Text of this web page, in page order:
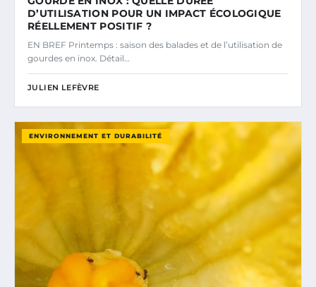
D’UTILISATION POUR UN IMPACT ÉCOLOGIQUE
RÉELLEMENT POSITIF ?
EN BREF Printemps : saison des balades et de l’utilisation de
gourdes en inox. Détail…
JULIEN LEFÈVRE
ENVIRONNEMENT ET DURABILITÉ